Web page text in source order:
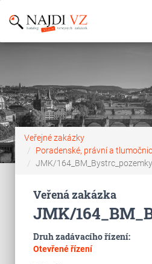
Veřejné zakázky
Poradenské, právní a
JMK/164_BM_Bystrc_pozemky
Veřená zakázka
JMK/
Druh zadávacího řízení:
Otevřené řízení